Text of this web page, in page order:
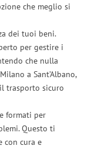
che meglio si
dei tuoi beni.
per gestire i
che nulla
a Sant’Albano,
trasporto sicuro
formati per
Questo ti
con cura e